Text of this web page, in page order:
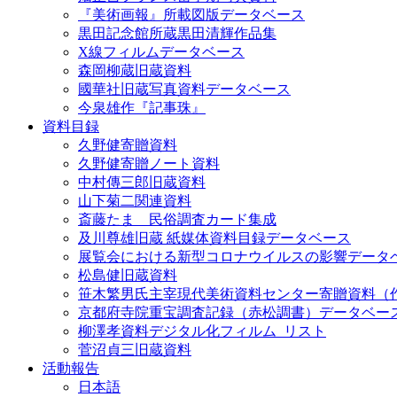
『美術画報』所載図版データベース
黒田記念館所蔵黒田清輝作品集
X線フィルムデータベース
森岡柳蔵旧蔵資料
國華社旧蔵写真資料データベース
今泉雄作『記事珠』
資料目録
久野健寄贈資料
久野健寄贈ノート資料
中村傳三郎旧蔵資料
山下菊二関連資料
斎藤たま 民俗調査カード集成
及川尊雄旧蔵 紙媒体資料目録データベース
展覧会における新型コロナウイルスの影響データ
松島健旧蔵資料
笹木繁男氏主宰現代美術資料センター寄贈資料（
京都府寺院重宝調査記録（赤松調書）データベー
柳澤孝資料デジタル化フィルム_リスト
菅沼貞三旧蔵資料
活動報告
日本語